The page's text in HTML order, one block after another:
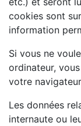
cookies sont
information
Si vous ne
ordinateur,
votre
Les données
internaute ou